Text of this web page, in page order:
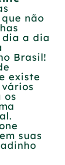
não
dia a dia
Brasil!
existe
os
suas